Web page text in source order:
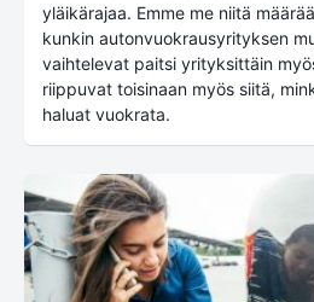
yläikärajaa. Emme me niitä
kunkin autonvuokrausyrityksen
vaihtelevat paitsi yrityksittäin
riippuvat toisinaan myös siitä,
haluat vuokrata.